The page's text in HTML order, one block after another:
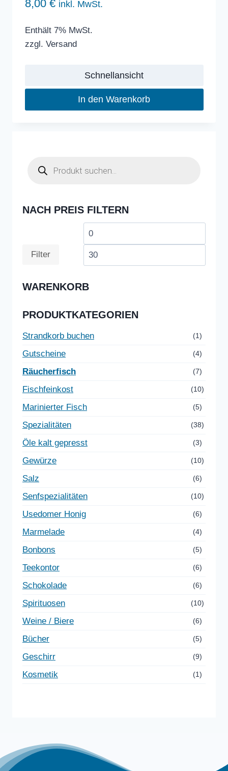
8,00 € inkl. MwSt.
Enthält 7% MwSt.
zzgl. Versand
Schnellansicht
In den Warenkorb
search
NACH PREIS FILTERN
Min.
Filter
WARENKORB
PRODUKTKATEGORIEN
Strandkorb buchen (1)
Gutscheine (4)
Räucherfisch (7)
Fischfeinkost (10)
Marinierter Fisch (5)
Spezialitäten (38)
Öle kalt gepresst (3)
Gewürze (10)
Salz (6)
Senfspezialitäten (10)
Usedomer Honig (6)
Marmelade (4)
Bonbons (5)
Teekontor (6)
Schokolade (6)
Spirituosen (10)
Weine / Biere (6)
Bücher (5)
Geschirr (9)
Kosmetik (1)